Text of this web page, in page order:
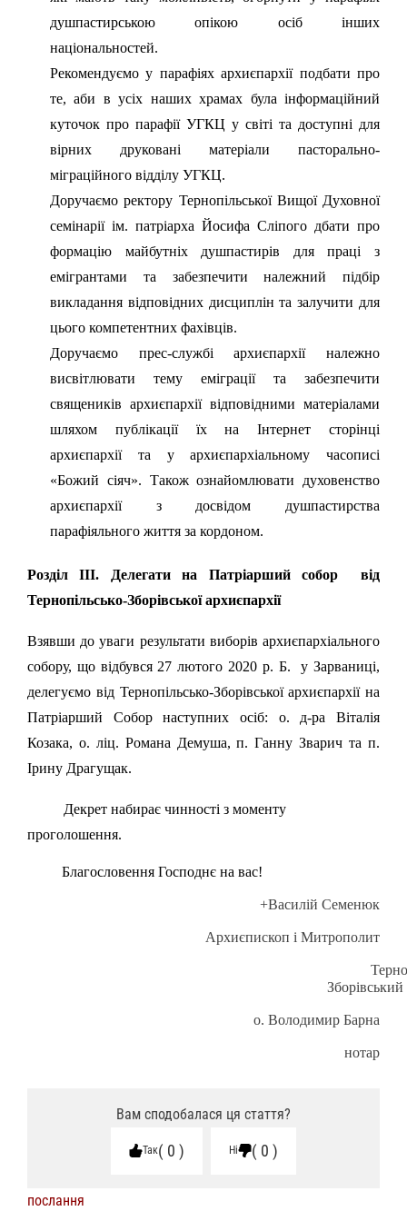
душпастирською опікою осіб інших
національностей.
Рекомендуємо у парафіях архиєпархії подбати про
те, аби в усіх наших храмах була інформаційний
куточок про парафії УГКЦ у світі та доступні для
вірних друковані матеріали пасторально-
міграційного відділу УГКЦ.
Доручаємо ректору Тернопільської Вищої Духовної
семінарії ім. патріарха Йосифа Сліпого дбати про
формацію майбутніх душпастирів для праці з
емігрантами та забезпечити належний підбір
викладання відповідних дисциплін та залучити для
цього компетентних фахівців.
Доручаємо прес-службі архиєпархії належно
висвітлювати тему еміграції та забезпечити
священиків архиєпархії відповідними матеріалами
шляхом публікації їх на Інтернет сторінці
архиєпархії та у архиєпархіальному часописі
«Божий сіяч». Також ознайомлювати духовенство
архиєпархії з досвідом душпастирства
парафіяльного життя за кордоном.
Розділ ІІІ. Делегати на Патріарший собор від
Тернопільсько-Зборівської архиєпархії
Взявши до уваги результати виборів архиєпархіального
собору, що відбувся 27 лютого 2020 р. Б. у Зарваниці,
делегуємо від Тернопільсько-Зборівської архиєпархії на
Патріарший Собор наступних осіб: о. д-ра Віталія
Козака, о. ліц. Романа Демуша, п. Ганну Зварич та п.
Ірину Драгущак.
Декрет набирає чинності з моменту
проголошення.
Благословення Господнє на вас!
+Василій Семенюк
Архиєпископ і Митрополит
Зборівський
о. Володимир Барна
нотар
Вам сподобалася ця стаття?
Так 0 Ні 0
послання